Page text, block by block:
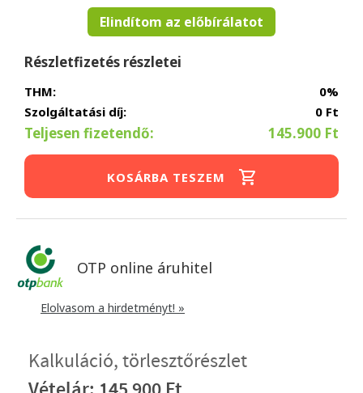
Elindítom az előbírálatot
Részletfizetés részletei
THM:
0%
Szolgáltatási díj:
0 Ft
Teljesen fizetendő: 145.900 Ft
KOSÁRBA TESZEM
OTP online áruhitel
Elolvasom a hirdetményt! »